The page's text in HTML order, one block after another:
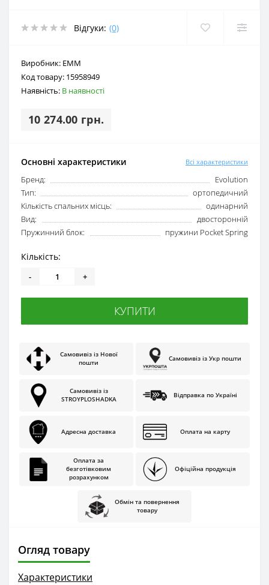
Відгуки: (0)
Виробник: EMM
Код товару: 15958949
Наявність: В наявності
10 274.00 грн.
Основні характеристики Всі характеристики
Бренд:
Evolution
Тип:
ортопедичний
Кількість спальних місць:
одинарний
Вид:
двосторонній
Пружинний блок:
пружини Pocket Spring
Кількість:
- +
КУПИТИ
Самовивіз із Нової
пошти
Самовивіз із Укр пошти
Самовивіз із
STROYPLOSHADKA
Відправка по Україні
Адресна доставка Оплата на карту
Оплата за
безготівковим
розрахунком
Офіційна продукція
Обмін та повернення
товару
Огляд товару
Характеристики